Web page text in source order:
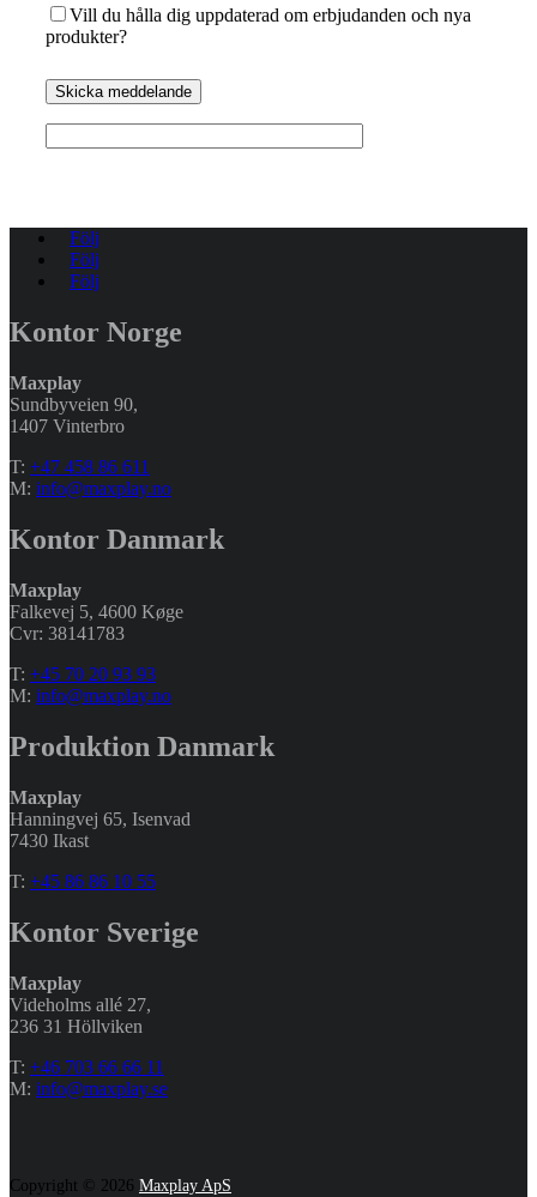
Vill du hålla dig uppdaterad om erbjudanden och nya
produkter?
Skicka meddelande
Följ
Följ
Följ
Kontor Norge
Maxplay
Sundbyveien 90,
1407 Vinterbro
T: +47 458 86 611
M: info@maxplay.no
Kontor Danmark
Maxplay
Falkevej 5, 4600 Køge
Cvr: 38141783
T: +45 70 20 93 93
M: info@maxplay.no
Produktion Danmark
Maxplay
Hanningvej 65, Isenvad
7430 Ikast
T: +45 86 86 10 55
Kontor Sverige
Maxplay
Videholms allé 27,
236 31 Höllviken
T: +46 703 66 66 11
M: info@maxplay.se
Copyright © 2026 Maxplay ApS